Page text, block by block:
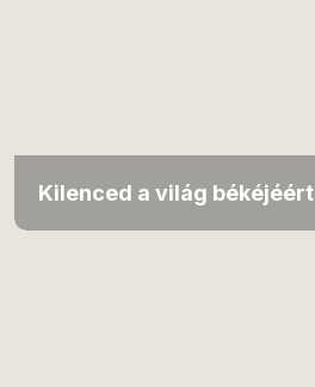
Kilenced a világ békéjéért